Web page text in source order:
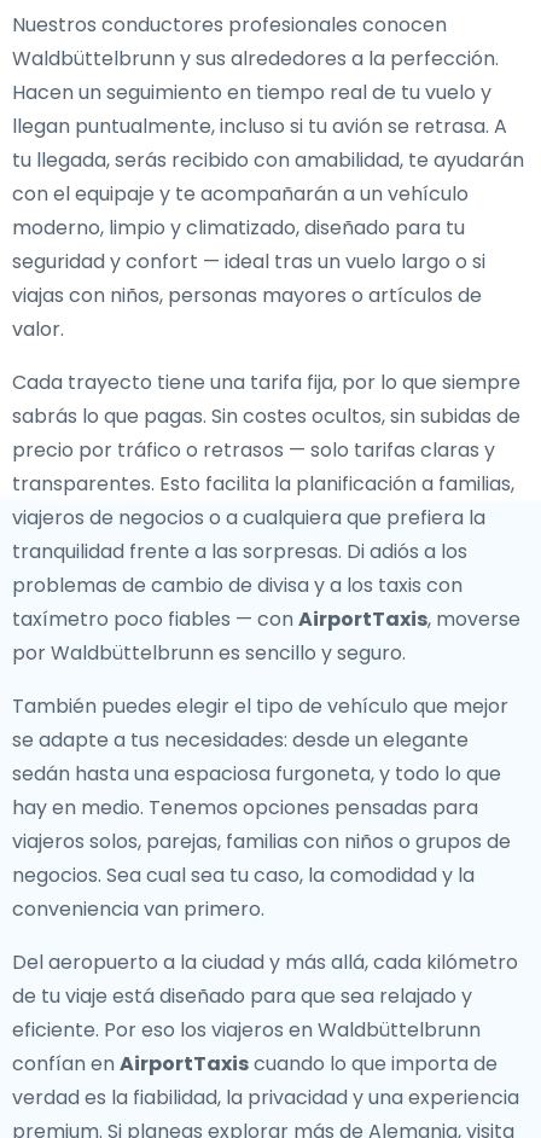
Nuestros conductores profesionales conocen
Waldbüttelbrunn y sus alrededores a la perfección.
Hacen un seguimiento en tiempo real de tu vuelo y
llegan puntualmente, incluso si tu avión se retrasa. A
tu llegada, serás recibido con amabilidad, te ayudarán
con el equipaje y te acompañarán a un vehículo
moderno, limpio y climatizado, diseñado para tu
seguridad y confort — ideal tras un vuelo largo o si
viajas con niños, personas mayores o artículos de
valor.
Cada trayecto tiene una tarifa fija, por lo que siempre
sabrás lo que pagas. Sin costes ocultos, sin subidas de
precio por tráfico o retrasos — solo tarifas claras y
transparentes. Esto facilita la planificación a familias,
viajeros de negocios o a cualquiera que prefiera la
tranquilidad frente a las sorpresas. Di adiós a los
problemas de cambio de divisa y a los taxis con
taxímetro poco fiables — con AirportTaxis, moverse
por Waldbüttelbrunn es sencillo y seguro.
También puedes elegir el tipo de vehículo que mejor
se adapte a tus necesidades: desde un elegante
sedán hasta una espaciosa furgoneta, y todo lo que
hay en medio. Tenemos opciones pensadas para
viajeros solos, parejas, familias con niños o grupos de
negocios. Sea cual sea tu caso, la comodidad y la
conveniencia van primero.
Del aeropuerto a la ciudad y más allá, cada kilómetro
de tu viaje está diseñado para que sea relajado y
eficiente. Por eso los viajeros en Waldbüttelbrunn
confían en AirportTaxiscuando lo que importa de
verdad es la fiabilidad, la privacidad y una experiencia
premium. Si planeas explorar más de Alemania, visita